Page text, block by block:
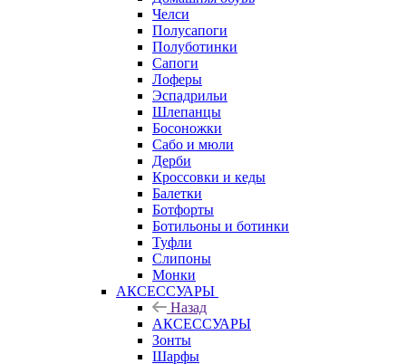
Челси
Полусапоги
Полуботинки
Сапоги
Лоферы
Эспадрильи
Шлепанцы
Босоножки
Сабо и мюли
Дерби
Кроссовки и кеды
Балетки
Ботфорты
Ботильоны и ботинки
Туфли
Слипоны
Монки
АКСЕССУАРЫ
Назад
АКСЕССУАРЫ
Зонты
Шарфы